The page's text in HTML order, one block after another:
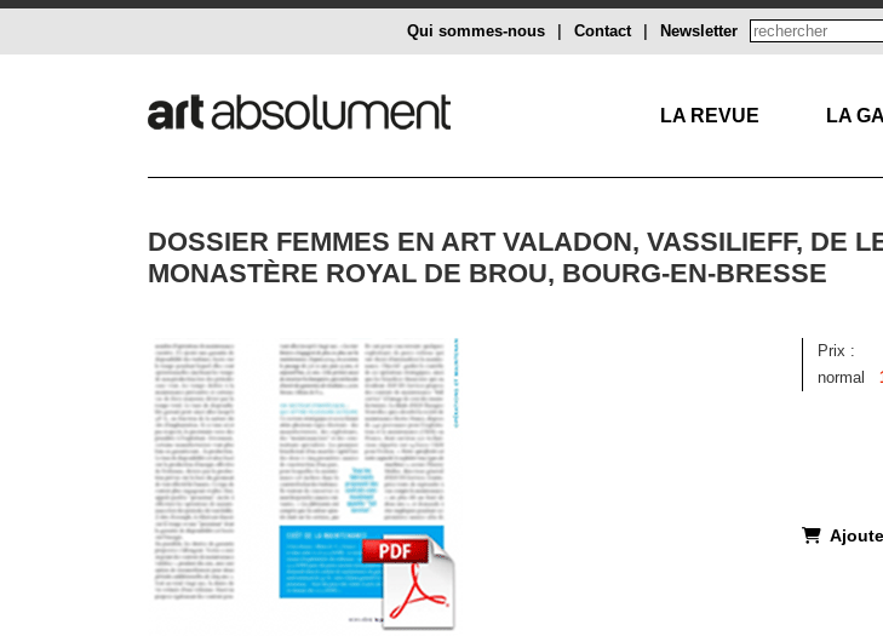
Newsletter
Contact
Qui sommes-nous
LA REVUE LA
DOSSIER FEMMES EN ART VALADON, VASSILIEFF, DE
MONASTÈRE ROYAL DE BROU, BOURG-EN-BRESSE
Prix :
normal